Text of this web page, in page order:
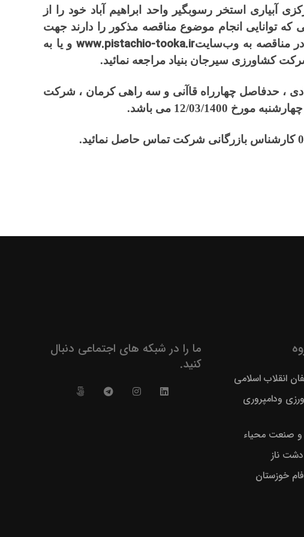
آبیاری استخر رسوبگیر واحد ابراهیم آباد خود را از
که توانایی انجام موضوع مناقصه مذکور را دارند جهت
مناقصه به وب‌سایتwww.pistachio-tooka.irو یا به
کشاورزی سیرجان بنیاد مراجعه نمائید.
، حدفاصل چهارراه قاآنی و سه راهی کرمان ، شرکت
انقلاب اسلامی
ودامپروری
صنعت محیاء
ناز
خوزستان
ما را در شبکه های اجتماعی دنبال
کنید.